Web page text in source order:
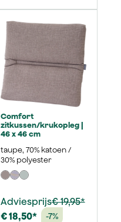
Comfort
zitkussen/krukopleg |
46 x 46 cm
taupe, 70% katoen /
30% polyester
Adviesprijs€ 19,95*
€ 18,50*
-7%